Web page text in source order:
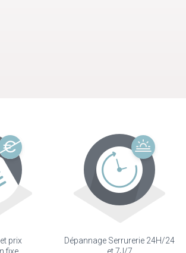
prix
Dépannage Serrurerie 24H/24